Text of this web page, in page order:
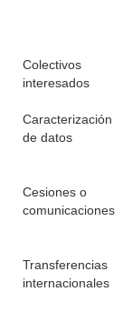
Colectivos
interesados
Caracterización
de datos
Cesiones o
comunicaciones
Transferencias
internacionales